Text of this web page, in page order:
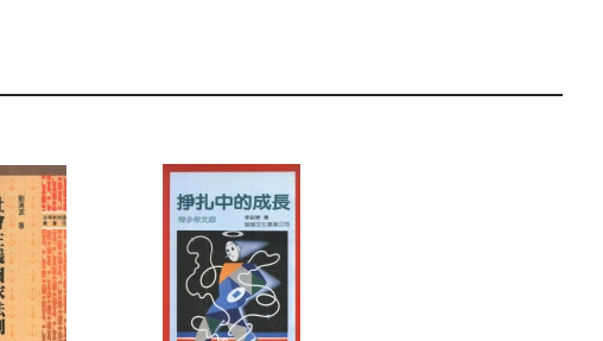
。
訂單中，請至會員專區查詢「我的訂單」